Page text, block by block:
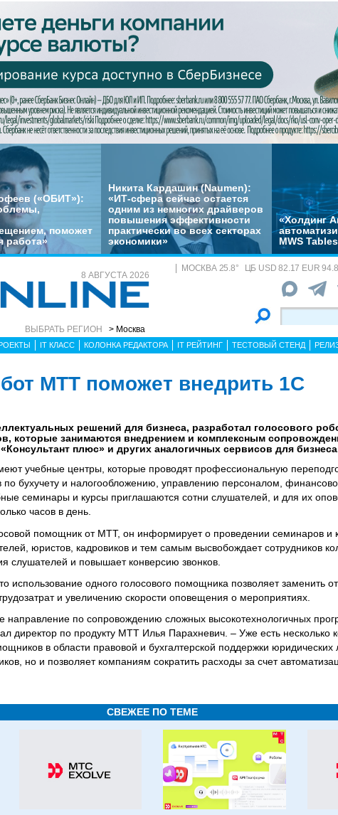
(«ОБИТ»):
поможет
работа»
Никита Кардашин (Naumen):
«ИТ-сфера сейчас остается
одним из немногих драйверов
повышения эффективности
практически во всех секторах
экономики»
«Холдинг
MWS Tables
8 АВГУСТА 2026
ВЫБРАТЬ РЕГИОН > Москва
МОСКВА 25.8° ЦБ USD 82.17 EUR
IT КЛАСС КОЛОНКА РЕДАКТОРА IT РЕЙТИНГ ТЕСТОВЫЙ СТЕНД
МТТ поможет внедрить 1С
решений для бизнеса, разработал голосового
которые занимаются внедрением и комплексным
плюс» и других аналогичных сервисов для
учебные центры, которые проводят профессиональную
по бухучету и налогообложению, управлению персоналом,
семинары и курсы приглашаются сотни слушателей, и для их
часов в день.
помощник от МТТ, он информирует о проведении семинаров и
юристов, кадровиков и тем самым высвобождает сотрудников
слушателей и повышает конверсию звонков.
использование одного голосового помощника позволяет заменить
и увеличению скорости оповещения о мероприятиях.
по сопровождению сложных высокотехнологичных
директор по продукту МТТ Илья Парахневич. – Уже есть несколько
в области правовой и бухгалтерской поддержки юридических
но и позволяет компаниям сократить расходы за счет
СВЕЖЕЕ ПО ТЕМЕ